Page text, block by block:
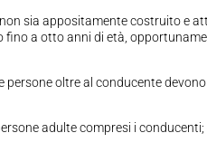
sia appositamente costruito e
a otto anni di età,
oltre al conducente devono
adulte compresi i